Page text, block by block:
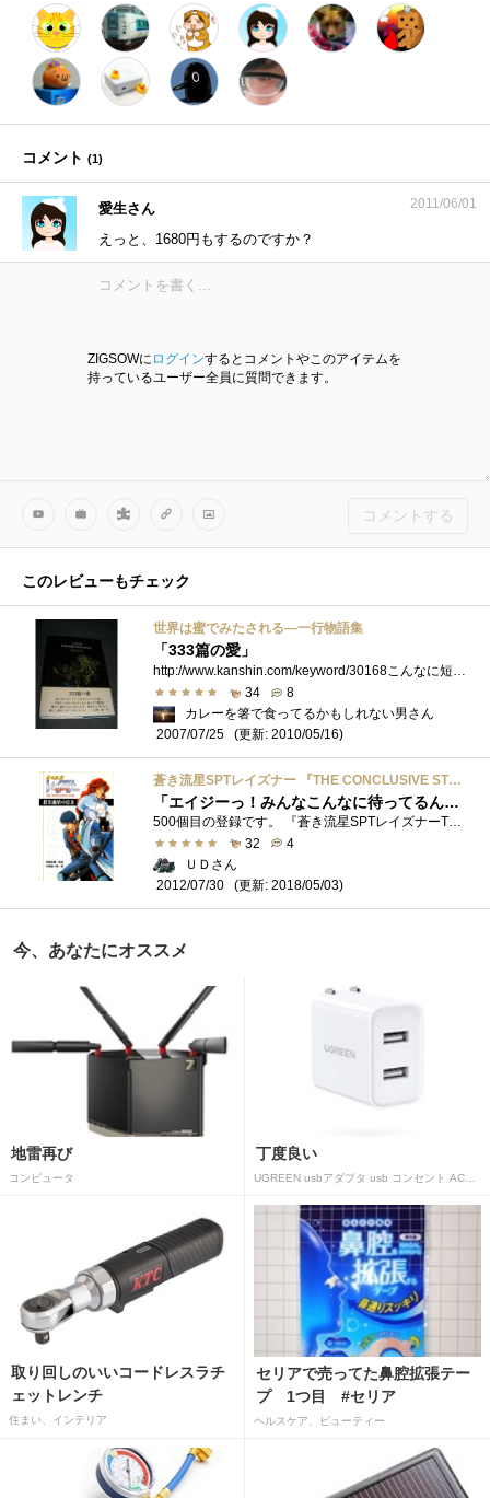
コメント (1)
愛生さん 2011/06/01
えっと、1680円もするのですか？
ZIGSOWに ログインするとコメントやこのアイテムを
持っているユーザー全員に質問できます。
コメントする
このレビューもチェック
世界は蜜でみたされる―一行物語集
「333篇の愛」
http://www.kanshin.com/keyword/30168こんなに短い文章で、世界・時空をここまで広くカバーできるなんて奇跡です。「夢遊病者の青年が夜の廃墟をさまよ�...
34
8
カレーを箸で食ってるかもしれない男さん
2007/07/25
(更新: 2010/05/16)
蒼き流星SPTレイズナー 『THE CONCLUSIVE STORY 蒼き流星の行方』
「エイジーっ！みんなこんなに待ってるんだぞぉー！早く帰ってこぉーい！」
500個目の登録です。 『蒼き流星SPTレイズナーTHECONCLUSIVESTORY蒼き流星の行方』です。 監修：高橋良輔監督、著：竹田裕一郎
32
4
ＵＤさん
2012/07/30
(更新: 2018/05/03)
今、あなたにオススメ
地雷再び
コンピュータ
丁度良い
UGREEN usbアダプタ usb コンセント AC式充電器 3.1A PSE認証済み 折りたたみ式プラグ 2ポート
取り回しのいいコードレスラチ
ェットレンチ
住まい、インテリア
セリアで売ってた鼻腔拡張テー
プ 1つ目 #セリア
ヘルスケア、ビューティー